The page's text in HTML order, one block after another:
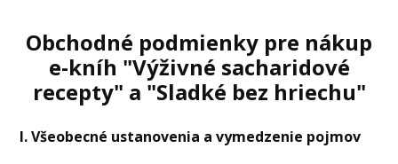
Obchodné podmienky pre nákup
e-kníh "Výživné sacharidové
recepty" a "Sladké bez hriechu"
I. Všeobecné ustanovenia a vymedzenie pojmov